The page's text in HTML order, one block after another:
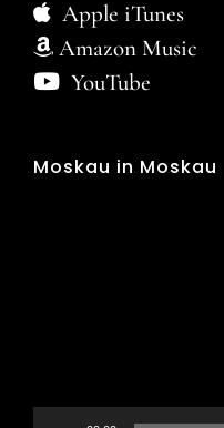
Apple iTunes
Amazon Music
YouTube
Moskau in Moskau